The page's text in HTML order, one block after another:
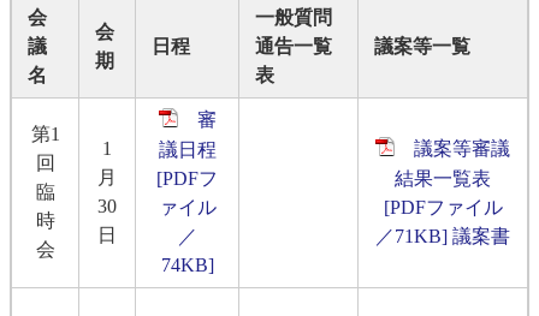
会
議
名
会
期
日程
一般質問
通告一覧
表
議案等一覧
第1
回
臨
時
会
1
月
30
日
審
議日程
[PDFフ
ァイル
／
74KB]
議案等審議
結果一覧表
[PDFファイル
／71KB] 議案書